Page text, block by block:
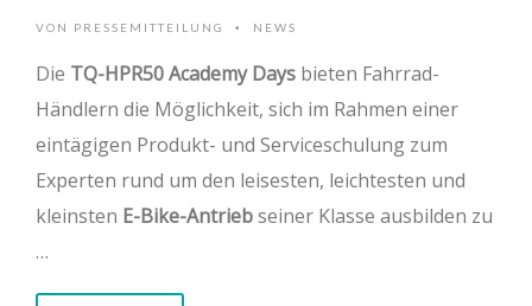
VON PRESSEMITTEILUNG • NEWS
Die TQ-HPR50 Academy Days bieten Fahrrad-
Händlern die Möglichkeit, sich im Rahmen einer
eintägigen Produkt- und Serviceschulung zum
Experten rund um den leisesten, leichtesten und
kleinsten E-Bike-Antriebseiner Klasse ausbilden zu
…